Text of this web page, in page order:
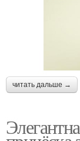
читать дальше →